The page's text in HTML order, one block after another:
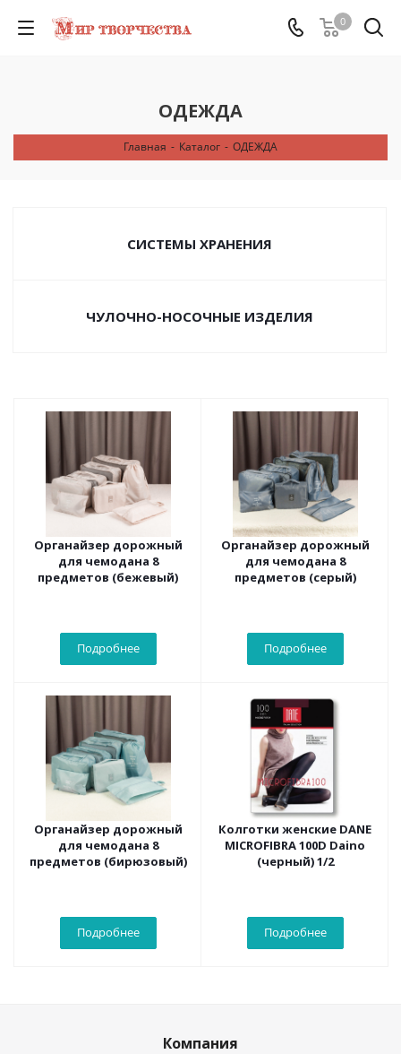
0
ОДЕЖДА
Главная - Каталог - ОДЕЖДА
СИСТЕМЫ ХРАНЕНИЯ
ЧУЛОЧНО-НОСОЧНЫЕ ИЗДЕЛИЯ
Органайзер дорожный
для чемодана 8
предметов (бежевый)
Подробнее
Органайзер дорожный
для чемодана 8
предметов (серый)
Подробнее
Органайзер дорожный
для чемодана 8
предметов (бирюзовый)
Подробнее
Колготки женские DANE
MICROFIBRA 100D Daino
(черный) 1/2
Подробнее
Компания